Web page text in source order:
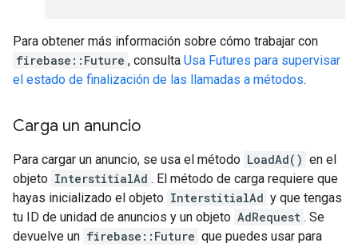
Para obtener más información sobre cómo trabajar con
firebase::Future , consulta Usa Futures para supervisar
el estado de finalización de las llamadas a métodos.
Carga un anuncio
Para cargar un anuncio, se usa el método LoadAd() en el
objeto InterstitialAd . El método de carga requiere que
hayas inicializado el objeto InterstitialAd y que tengas
tu ID de unidad de anuncios y un objeto AdRequest . Se
devuelve un firebase::Future que puedes usar para